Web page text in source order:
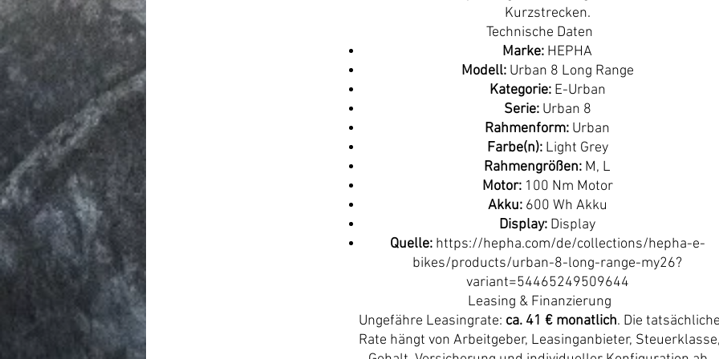
Kurzstrecken.
Technische Daten
Marke: HEPHA
Modell:Urban 8 Long Range
Kategorie:E-Urban
Serie:Urban 8
Rahmenform: Urban
Farbe(n):Light Grey
Rahmengrößen: M, L
Motor:100 Nm Motor
Akku:600 Wh Akku
Display: Display
Quelle:https://hepha.com/de/collections/hepha-e-
bikes/products/urban-8-long-range-my26?
variant=54465249509644
Leasing & Finanzierung
Ungefähre Leasingrate: ca. 41 € monatlich. Die
Rate hängt von Arbeitgeber, Leasinganbieter,